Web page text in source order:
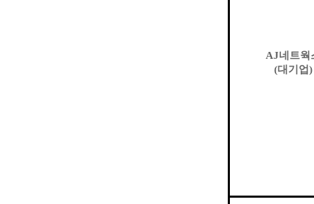
AJ네트웍
(대기업)